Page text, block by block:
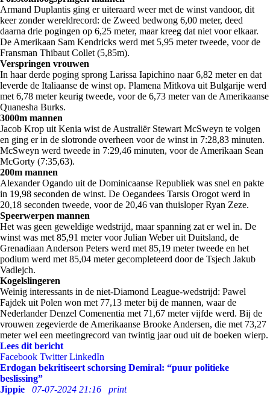
Armand Duplantis ging er uiteraard weer met de winst vandoor, dit
keer zonder wereldrecord: de Zweed bedwong 6,00 meter, deed
daarna drie pogingen op 6,25 meter, maar kreeg dat niet voor elkaar.
De Amerikaan Sam Kendricks werd met 5,95 meter tweede, voor de
Fransman Thibaut Collet (5,85m).
Verspringen vrouwen
In haar derde poging sprong Larissa Iapichino naar 6,82 meter en dat
leverde de Italiaanse de winst op. Plamena Mitkova uit Bulgarije werd
met 6,78 meter keurig tweede, voor de 6,73 meter van de Amerikaanse
Quanesha Burks.
3000m mannen
Jacob Krop uit Kenia wist de Australiër Stewart McSweyn te volgen
en ging er in de slotronde overheen voor de winst in 7:28,83 minuten.
McSweyn werd tweede in 7:29,46 minuten, voor de Amerikaan Sean
McGorty (7:35,63).
200m mannen
Alexander Ogando uit de Dominicaanse Republiek was snel en pakte
in 19,98 seconden de winst. De Oegandees Tarsis Orogot werd in
20,18 seconden tweede, voor de 20,46 van thuisloper Ryan Zeze.
Speerwerpen mannen
Het was geen geweldige wedstrijd, maar spanning zat er wel in. De
winst was met 85,91 meter voor Julian Weber uit Duitsland, de
Grenadiaan Anderson Peters werd met 85,19 meter tweede en het
podium werd met 85,04 meter gecompleteerd door de Tsjech Jakub
Vadlejch.
Kogelslingeren
Weinig interessants in de niet-Diamond League-wedstrijd: Pawel
Fajdek uit Polen won met 77,13 meter bij de mannen, waar de
Nederlander Denzel Comenentia met 71,67 meter vijfde werd. Bij de
vrouwen zegevierde de Amerikaanse Brooke Andersen, die met 73,27
meter wel een meetingrecord van twintig jaar oud uit de boeken wierp.
Lees dit bericht
Facebook Twitter LinkedIn
Erdogan bekritiseert schorsing Demiral: “puur politieke
beslissing”
Jippie
07-07-2024 21:16
print